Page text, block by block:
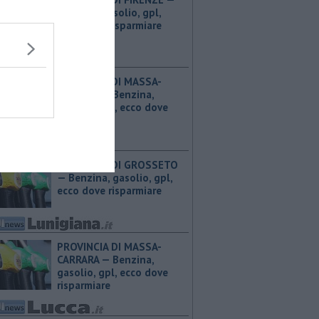
Benzina, gasolio, gpl,
ecco dove risparmiare
PROVINCIA DI MASSA-
CARRARA — ​Benzina,
gasolio, gpl, ecco dove
PROVINCIA DI GROSSETO
— ​Benzina, gasolio, gpl,
ecco dove risparmiare
PROVINCIA DI MASSA-
CARRARA — ​Benzina,
gasolio, gpl, ecco dove
risparmiare